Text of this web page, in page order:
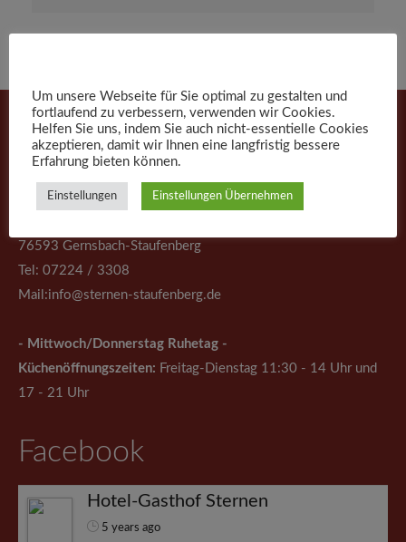
Hotel Gasthof Sternen
76593 Gernsbach-Staufenberg
Tel: 07224 / 3308
Mail:info@sternen-staufenberg.de
- Mittwoch/Donnerstag Ruhetag -
Küchenöffnungszeiten: Freitag-Dienstag 11:30 - 14 Uhr und
17 - 21 Uhr
Facebook
Hotel-Gasthof Sternen
5 years ago
Um unsere Webseite für Sie optimal zu gestalten und
fortlaufend zu verbessern, verwenden wir Cookies.
Helfen Sie uns, indem Sie auch nicht-essentielle Cookies
akzeptieren, damit wir Ihnen eine langfristig bessere
Erfahrung bieten können.
Einstellungen Einstellungen Übernehmen